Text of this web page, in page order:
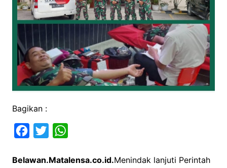
Bagikan :
c
i
a
Belawan.Matalensa.co.id.Menindak lanjuti Perintah